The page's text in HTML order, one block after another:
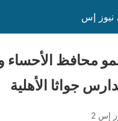
إس
محافظ الأحساء
جواثا الأهلية
إس 2